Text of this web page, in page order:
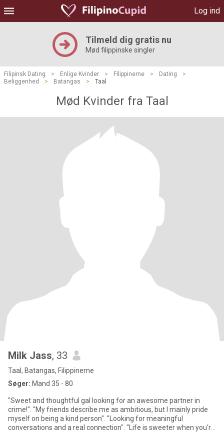
Log ind
Tilmeld dig gratis nu
Mød filippinske singler
Filipinsk Dating > Enlige Kvinder > Filippinerne > Dating
>
Beliggenhed
> Batangas > Taal
Mød Kvinder fra Taal
Milk Jass, 33
Taal, Batangas, Filippinerne
Søger: Mand 35 - 80
"Sweet and thoughtful gal looking for an awesome partner in
crime!". "My friends describe me as ambitious, but I mainly pride
myself on being a kind person". "Looking for meaningful
conversations and a real connection". "Life is sweeter when you're